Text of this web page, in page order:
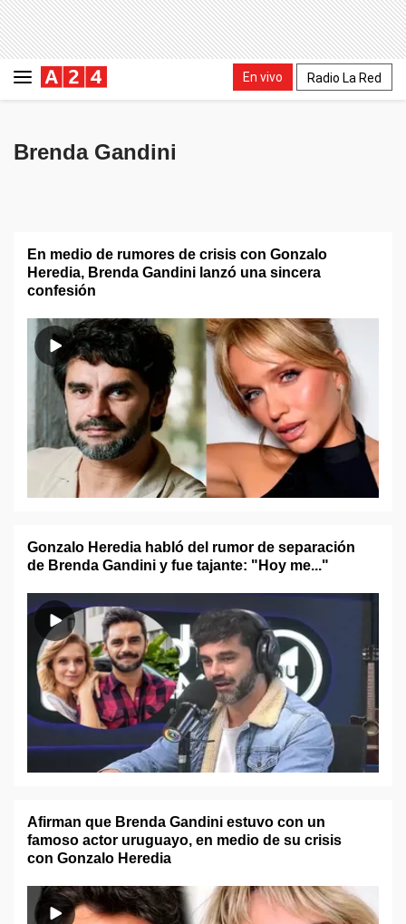
En vivo Radio La Red
Brenda Gandini
En medio de rumores de crisis con Gonzalo
Heredia, Brenda Gandini lanzó una sincera
confesión
Gonzalo Heredia habló del rumor de separación
de Brenda Gandini y fue tajante: "Hoy me..."
Afirman que Brenda Gandini estuvo con un
famoso actor uruguayo, en medio de su crisis
con Gonzalo Heredia